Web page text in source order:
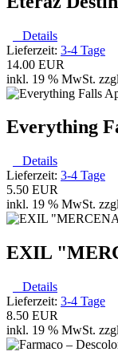
Details
Lieferzeit: 3-4 Tage
14.00 EUR
inkl. 19 % MwSt.
Everything
Details
Lieferzeit: 3-4 Tage
5.50 EUR
inkl. 19 % MwSt.
EXIL
Details
Lieferzeit: 3-4 Tage
8.50 EUR
inkl. 19 % MwSt.